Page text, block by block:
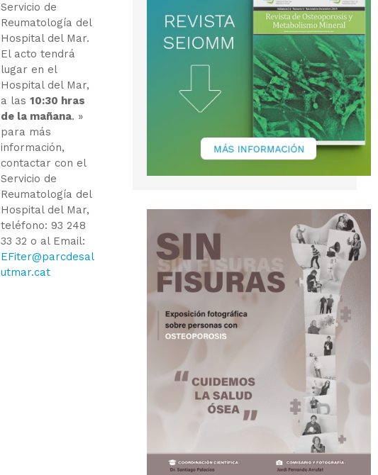
Servicio de
Reumatología del
Hospital del Mar.
El acto tendrá
lugar en el
Hospital del Mar,
a las 10:30 hras
de la mañana. »
para más
información,
contactar con el
Servicio de
Reumatología del
Hospital del Mar,
teléfono: 93 248
33 32 o al Email:
EFiter@parcdesal
utmar.cat